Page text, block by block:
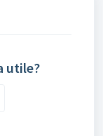
utile?